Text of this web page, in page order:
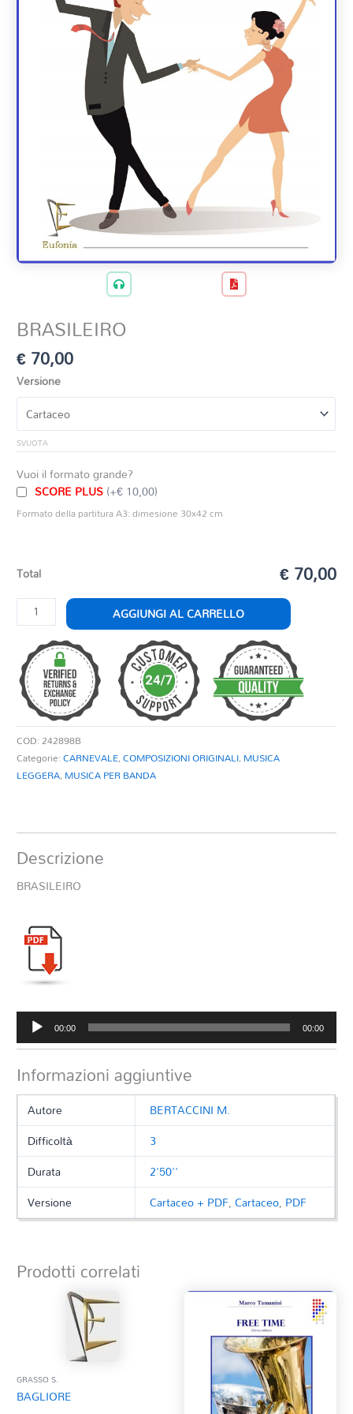
BRASILEIRO
€70,00
Versione
SVUOTA
Vuoi il formato grande?
SCORE PLUS(+€ 10,00)
Formato della partitura A3: dimesione 30x42 cm
Total € 70,00
BRASILEIRO
quantità
AGGIUNGI AL CARRELLO
COD:242898B
Categorie:CARNEVALE,COMPOSIZIONI ORIGINALI, MUSICA
LEGGERA, MUSICA PER BANDA
Descrizione
BRASILEIRO
Audio
Player
00:00 00:00
Informazioni aggiuntive
Autore
BERTACCINI M.
Difficoltà
3
Durata
2'50''
Versione
Cartaceo + PDF,Cartaceo, PDF
Prodotti correlati
GRASSO S.
BAGLIORE